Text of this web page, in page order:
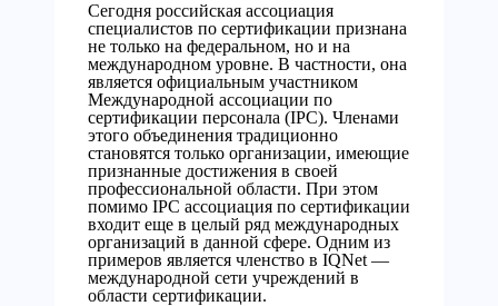
Сегодня российская ассоциация
специалистов по сертификации признана
не только на федеральном, но и на
международном уровне. В частности, она
является официальным участником
Международной ассоциации по
сертификации персонала (IPC). Членами
этого объединения традиционно
становятся только организации, имеющие
признанные достижения в своей
профессиональной области. При этом
помимо IPC ассоциация по сертификации
входит еще в целый ряд международных
организаций в данной сфере. Одним из
примеров является членство в IQNet —
международной сети учреждений в
области сертификации.